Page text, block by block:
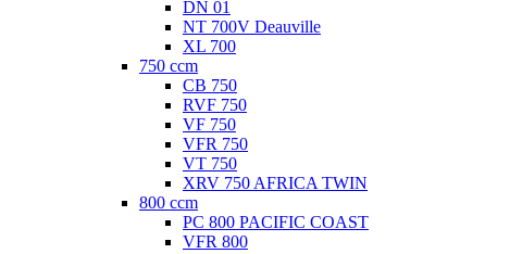
DN 01
NT 700V Deauville
XL 700
750 ccm
CB 750
RVF 750
VF 750
VFR 750
VT 750
XRV 750 AFRICA TWIN
800 ccm
PC 800 PACIFIC COAST
VFR 800